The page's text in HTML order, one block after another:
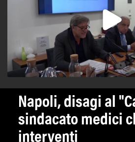
Napoli, disagi al
sindacato medici
interventi